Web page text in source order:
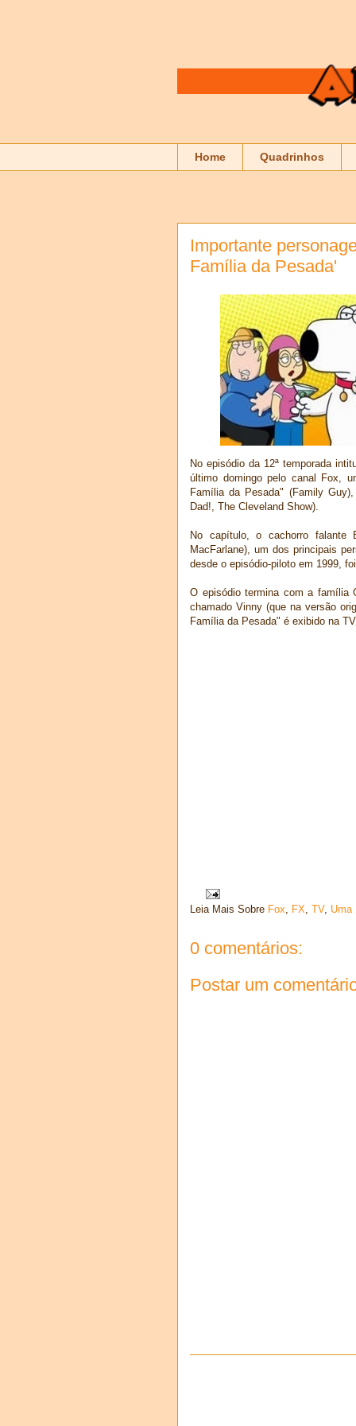
Home Quadrinhos
Importante
Família da Pesada'
No episódio da 12ª temporada
último domingo pelo canal Fox,
Família da Pesada" (Family
Dad!, The Cleveland Show).
No capítulo, o cachorro falante
MacFarlane), um dos principais
desde o episódio-piloto em 1999,
O episódio termina com a família
chamado Vinny (que na versão
Família da Pesada" é exibido na
Leia Mais Sobre Fox, FX, TV, Uma
0 comentários:
Postar um